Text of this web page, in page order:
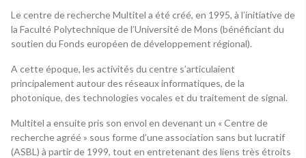
Le centre de recherche Multitel a été créé, en 1995, à l’initiative de
la Faculté Polytechnique de l’Université de Mons (bénéficiant du
soutien du Fonds européen de développement régional).
A cette époque, les activités du centre s’articulaient
principalement autour des réseaux informatiques, de la
photonique, des technologies vocales et du traitement de signal.
Multitel a ensuite pris son envol en devenant un « Centre de
recherche agréé » sous forme d’une association sans but lucratif
(ASBL) à partir de 1999, tout en entretenant des liens très étroits